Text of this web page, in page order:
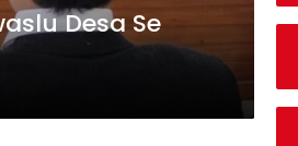
Desa Se